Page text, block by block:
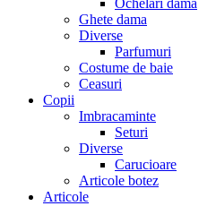
Ochelari dama
Ghete dama
Diverse
Parfumuri
Costume de baie
Ceasuri
Copii
Imbracaminte
Seturi
Diverse
Carucioare
Articole botez
Articole